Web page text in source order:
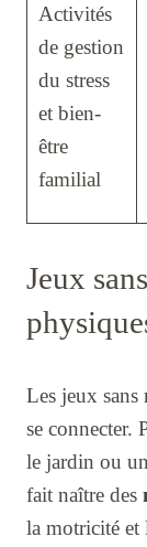
Activités
de gestion
du stress
et bien-
être
familial
Jeux
Les jeux sans
se connecter.
le jardin ou
fait naître des
la motricité et